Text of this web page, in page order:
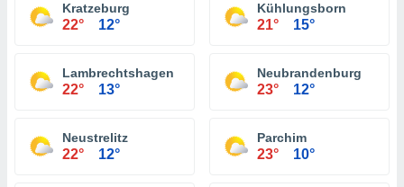
Kratzeburg
22° 12°
Kühlungsborn
21° 15°
Lambrechtshagen
22° 13°
Neubrandenburg
23° 12°
Neustrelitz
22° 12°
Parchim
23° 10°